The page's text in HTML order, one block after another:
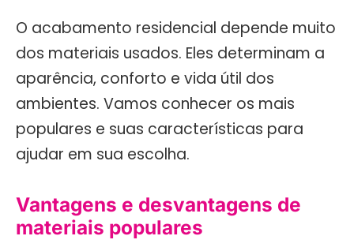
O acabamento residencial depende muito
dos materiais usados. Eles determinam a
aparência, conforto e vida útil dos
ambientes. Vamos conhecer os mais
populares e suas características para
ajudar em sua escolha.
Vantagens e desvantagens de
materiais populares